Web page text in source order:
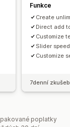
Funkce
Create
Direct add
Customize
Slider
Customize
7denní
poplatky